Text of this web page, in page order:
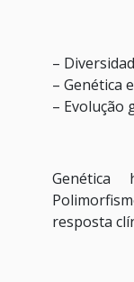
–
– Genética
– Evolução
Genética
resposta